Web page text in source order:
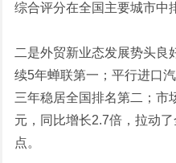
综合评分在全国主要城市中
二是外贸新业态发展势头良
续5年蝉联第一；平行进口
三年稳居全国排名第二；市
元，同比增长2.7倍，拉动
点。